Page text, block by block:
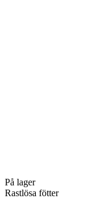
På lager
Rastlösa fötter